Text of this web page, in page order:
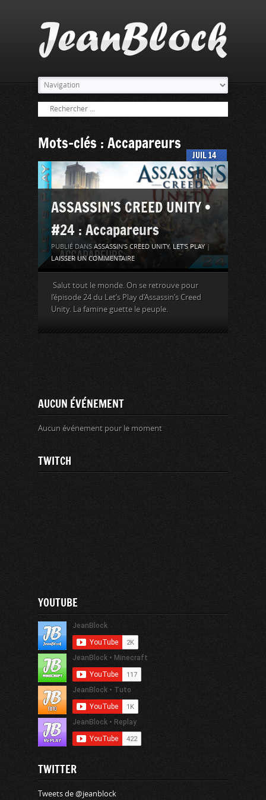
Mots-clés : Accapareurs
14
JUIL
ASSASSIN’S CREED UNITY •
#24 : Accapareurs
PUBLIÉ DANS ASSASSIN'S CREED UNITY, LET'S PLAY
LAISSER UN COMMENTAIRE
Salut tout le monde. On se retrouve pour
l’épisode 24 du Let’s Play d’Assassin’s Creed
Unity. La famine guette le peuple.
AUCUN ÉVÉNEMENT
Aucun événement pour le moment
TWITCH
YOUTUBE
TWITTER
Tweets de @jeanblock